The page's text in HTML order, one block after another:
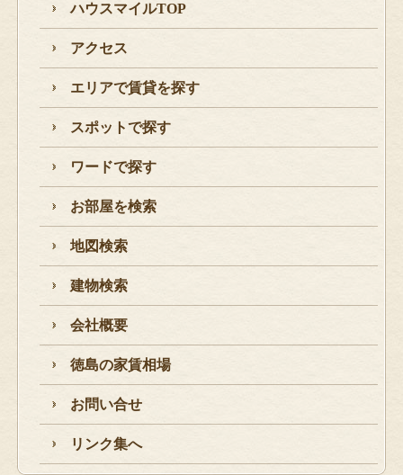
ハウスマイルTOP
アクセス
エリアで賃貸を探す
スポットで探す
ワードで探す
お部屋を検索
地図検索
建物検索
会社概要
徳島の家賃相場
お問い合せ
リンク集へ